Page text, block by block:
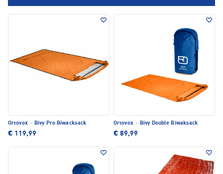
Ortovox · Bivy Pro Biwacksack
€ 119,99
Ortovox · Bivy Double Biwaksack
€ 89,99